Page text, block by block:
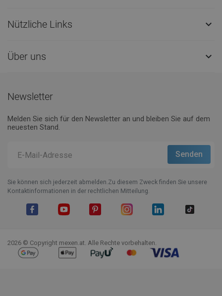
Nützliche Links 
Über uns 
Newsletter
Melden Sie sich für den Newsletter an und bleiben Sie auf dem
neuesten Stand.
Sie können sich jederzeit abmelden.Zu diesem Zweck finden Sie unsere
Kontaktinformationen in der rechtlichen Mitteilung.
2026 © Copyright mexen.at. Alle Rechte vorbehalten.